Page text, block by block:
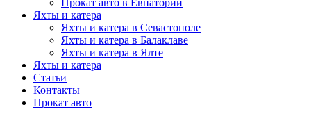
Яхты и катера
Яхты и катера в Севастополе
Яхты и катера в Балаклаве
Яхты и катера в Ялте
Яхты и катера
Статьи
Контакты
Прокат авто